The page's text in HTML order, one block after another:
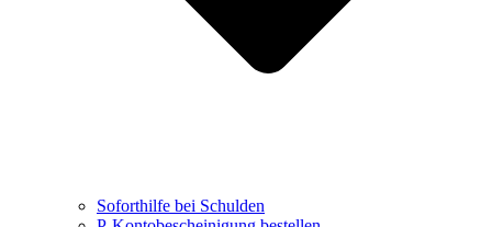
Soforthilfe bei Schulden